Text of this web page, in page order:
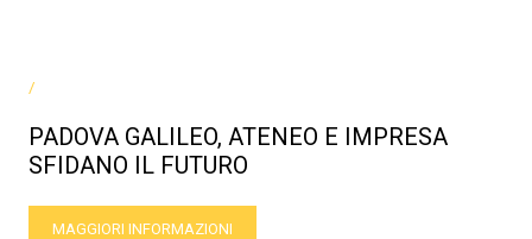
/
PADOVA GALILEO, ATENEO E IMPRESA
SFIDANO IL FUTURO
MAGGIORI INFORMAZIONI